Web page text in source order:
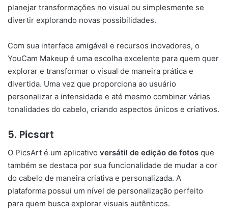
planejar transformações no visual ou simplesmente se
divertir explorando novas possibilidades.
Com sua interface amigável e recursos inovadores, o
YouCam Makeup é uma escolha excelente para quem quer
explorar e transformar o visual de maneira prática e
divertida. Uma vez que proporciona ao usuário
personalizar a intensidade e até mesmo combinar várias
tonalidades do cabelo, criando aspectos únicos e criativos.
5. Picsart
O PicsArt é um aplicativo versátil de edição de fotos que
também se destaca por sua funcionalidade de mudar a cor
do cabelo de maneira criativa e personalizada. A
plataforma possui um nível de personalização perfeito
para quem busca explorar visuais autênticos.